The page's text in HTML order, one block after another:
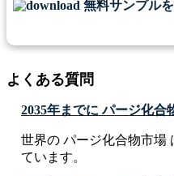
無料サンプル
よくある質問
2035年までに パージ化
世界の パージ化合物市場
ています。